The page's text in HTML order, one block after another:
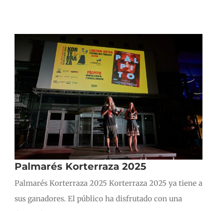
Palmarés Korterraza 2025
Palmarés Korterraza 2025 Korterraza 2025 ya tiene a
sus ganadores. El público ha disfrutado con una